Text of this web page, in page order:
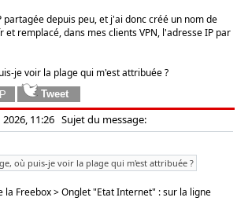
partagée depuis peu, et j'ai donc créé un nom de
et remplacé, dans mes clients VPN, l'adresse IP par
je voir la plage qui m'est attribuée ?
11:26 Sujet du message:
où puis-je voir la plage qui m'est attribuée ?
la Freebox > Onglet "Etat Internet" : sur la ligne